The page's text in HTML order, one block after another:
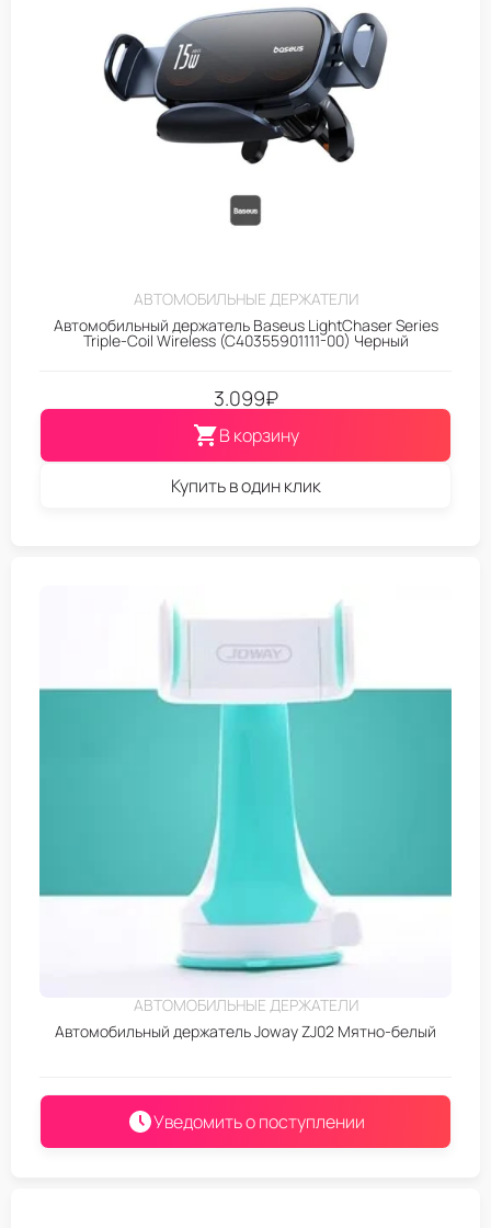
АВТОМОБИЛЬНЫЕ ДЕРЖАТЕЛИ
Автомобильный держатель Baseus LightChaser Series
Triple-Coil Wireless (C40355901111-00) Черный
3.099₽
В корзину
Купить в один клик
АВТОМОБИЛЬНЫЕ ДЕРЖАТЕЛИ
Автомобильный держатель Joway ZJ02 Мятно-белый
Уведомить о поступлении